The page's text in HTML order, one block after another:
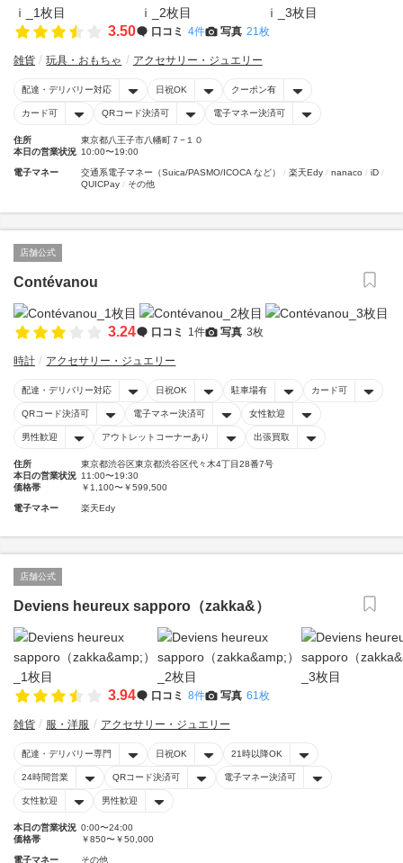
3.50 口コミ 4件 写真 21枚
雑貨 玩具・おもちゃ アクセサリー・ジュエリー
配達・デリバリー対応 日祝OK クーポン有
カード可 QRコード決済可 電子マネー決済可
住所
東京都八王子市八幡町７−１０
本日の営業状況 10:00〜19:00
電子マネー 交通系電子マネー（Suica/PASMO/ICOCA など） 楽天Edy nanaco
iD
QUICPay
その他
店舗公式
Contévanou
3.24 口コミ 1件 写真 3枚
時計 アクセサリー・ジュエリー
配達・デリバリー対応 日祝OK 駐車場有 カード可
QRコード決済可 電子マネー決済可 女性歓迎
男性歓迎 アウトレットコーナーあり 出張買取
住所
東京都渋谷区東京都渋谷区代々木4丁目28番7号
本日の営業状況 11:00〜19:30
価格帯
￥1,100〜￥599,500
電子マネー 楽天Edy
店舗公式
Deviens heureux sapporo（zakka&）
3.94 口コミ 8件 写真 61枚
雑貨 服・洋服 アクセサリー・ジュエリー
配達・デリバリー専門 日祝OK 21時以降OK
24時間営業 QRコード決済可 電子マネー決済可
女性歓迎 男性歓迎
本日の営業状況 0:00〜24:00
価格帯
￥850〜￥50,000
電子マネー その他